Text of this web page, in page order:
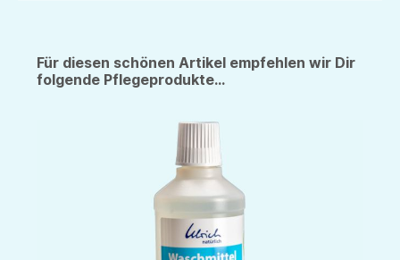
Für diesen schönen Artikel empfehlen wir Dir
folgende Pflegeprodukte...